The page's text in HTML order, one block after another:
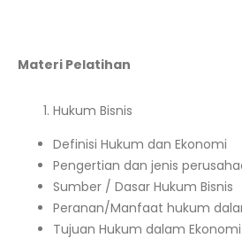
Materi Pelatihan
Hukum Bisnis
Definisi Hukum dan Ekonomi
Pengertian dan jenis
Sumber / Dasar Hukum Bisnis
Peranan/Manfaat hukum
Tujuan Hukum dalam Ekonomi